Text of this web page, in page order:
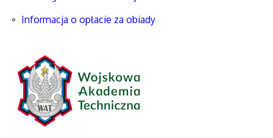
Informacja o opłacie za obiady